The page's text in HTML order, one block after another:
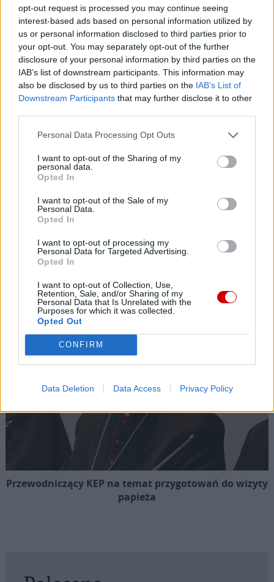
opt-out request is processed you may continue seeing
interest-based ads based on personal information utilized by
us or personal information disclosed to third parties prior to
your opt-out. You may separately opt-out of the further
disclosure of your personal information by third parties on the
IAB’s list of downstream participants. This information may
also be disclosed by us to third parties on the IAB’s List of
Downstream Participants that may further disclose it to other
Personal Data Processing Opt Outs
I want to opt-out of the Sharing of my
personal data.
Opted In
I want to opt-out of the Sale of my
Personal Data.
Opted In
I want to opt-out of processing my
Personal Data for Targeted Advertising.
Opted In
I want to opt-out of Collection, Use,
Retention, Sale, and/or Sharing of my
Personal Data that Is Unrelated with the
Purposes for which it was collected.
Opted Out
CONFIRM
Data Deletion Data Access Privacy Policy
Kard. Sarah: Obrzędów nie można arbitralnie znosić
Przewodniczący KEP na temat przygotowań do wizyty
papieża